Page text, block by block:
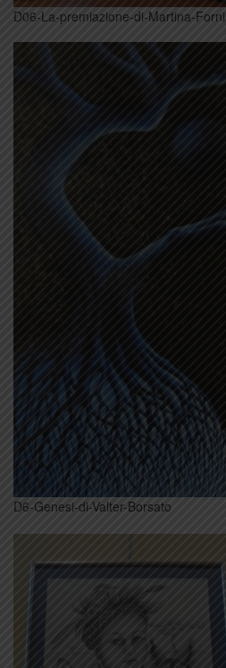
D06-La-premiazione-di-Martina-Forni
D6-Genesi-di-Valter-Borsato